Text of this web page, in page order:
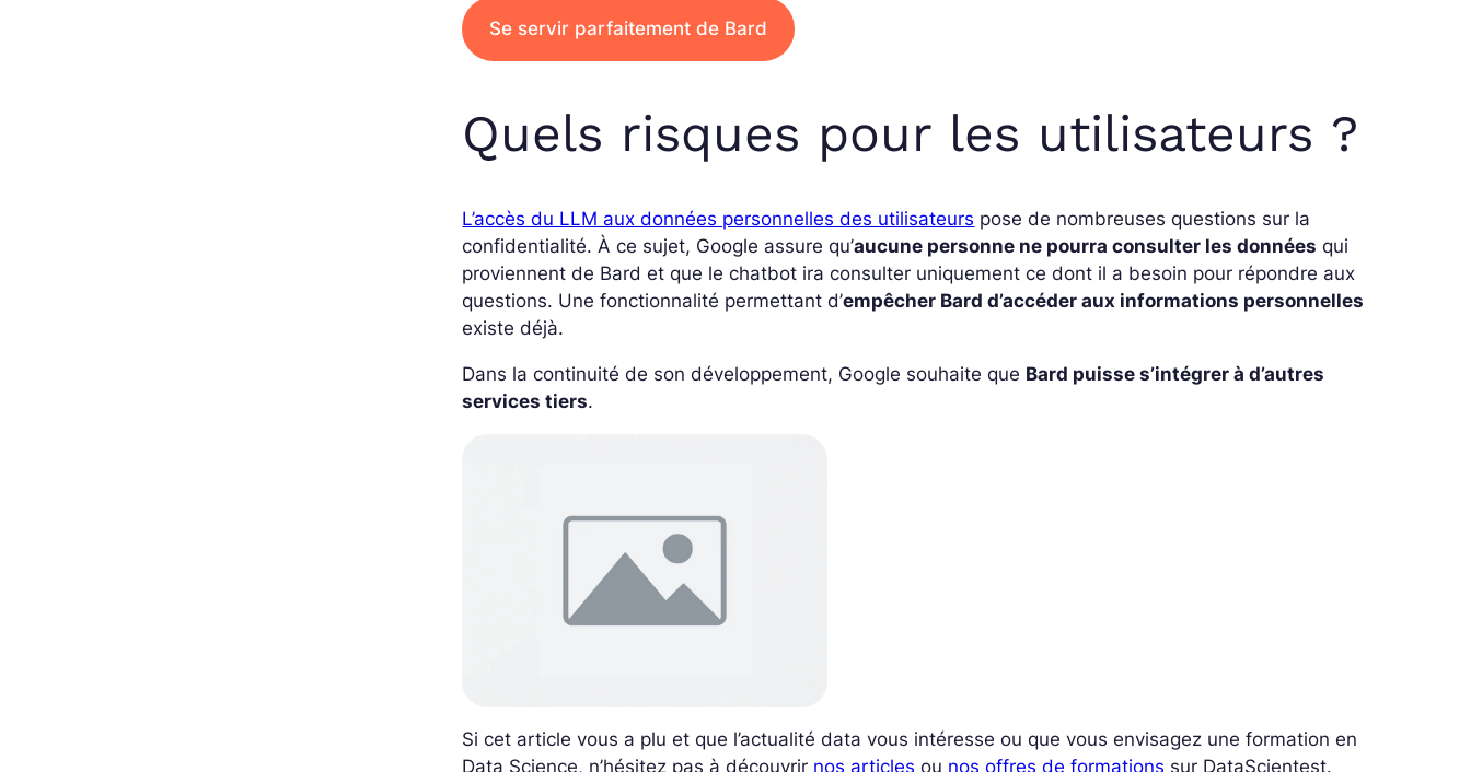
Se servir parfaitement de Bard
Quels risques pour les utilisateurs ?
L’accès du LLM aux données personnelles des utilisateurs pose de nombreuses questions sur la
confidentialité. À ce sujet, Google assure qu’aucune personne ne pourra consulter les données qui
proviennent de Bard et que le chatbot ira consulter uniquement ce dont il a besoin pour répondre aux
questions. Une fonctionnalité permettant d’empêcher Bard d’accéder aux informations personnelles
existe déjà.
Dans la continuité de son développement, Google souhaite que Bard puisse s’intégrer à d’autres
services tiers.
Si cet article vous a plu et que l’actualité data vous intéresse ou que vous envisagez une formation en
Data Science, n’hésitez pas à découvrir nos articles ou nos offres de formations sur DataScientest.